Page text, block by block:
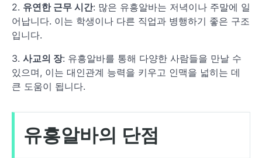
2. 유연한 근무 시간: 많은 유흥알바는 저녁이나 주말에 일
어납니다. 이는 학생이나 다른 직업과 병행하기 좋은 구조
입니다.
3. 사교의 장: 유흥알바를 통해 다양한 사람들을 만날 수
있으며, 이는 대인관계 능력을 키우고 인맥을 넓히는 데
큰 도움이 됩니다.
유흥알바의 단점